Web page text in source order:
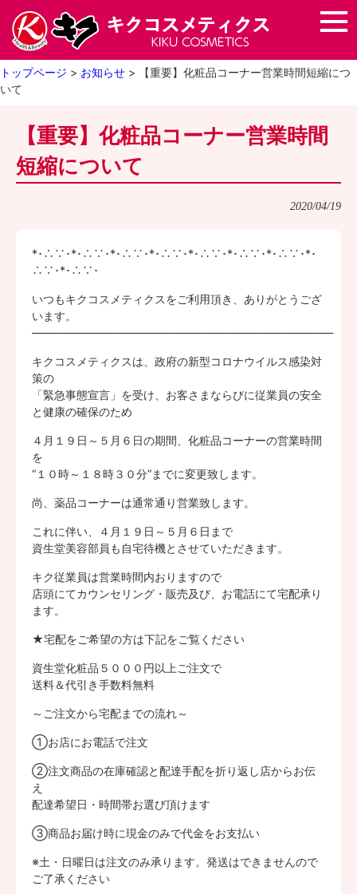
トップページ > お知らせ >
【重要】化粧品コーナー営業時間短縮につ
いて
【重要】化粧品コーナー営業時間
短縮について
2020/04/19
*･∴∵･*･∴∵･*･∴∵･*･∴∵･*･∴∵･*･∴∵･*･∴∵･*･
∴∵･*･∴∵･
いつもキクコスメティクスをご利用頂き、ありがとうござ
います。
———————————————————————————
キクコスメティクスは、政府の新型コロナウイルス感染対
策の
「緊急事態宣言」を受け、お客さまならびに従業員の安全
と健康の確保のため
４月１９日～５月６日の期間、化粧品コーナーの営業時間
を
“ １０時～１８時３０分”までに変更致します。
尚、薬品コーナーは通常通り営業致します。
これに伴い、４月１９日～５月６日まで
資生堂美容部員も自宅待機とさせていただきます。
キク従業員は営業時間内おりますので
店頭にてカウンセリング・販売及び、お電話にて宅配承り
ます。
★宅配をご希望の方は下記をご覧ください
資生堂化粧品５０００円以上ご注文で
送料＆代引き手数料無料
～ご注文から宅配までの流れ～
①お店にお電話で注文
②注文商品の在庫確認と配達手配を折り返し店からお伝
え
配達希望日・時間帯お選び頂けます
③商品お届け時に現金のみで代金をお支払い
※土・日曜日は注文のみ承ります。発送はできませんので
ご了承ください